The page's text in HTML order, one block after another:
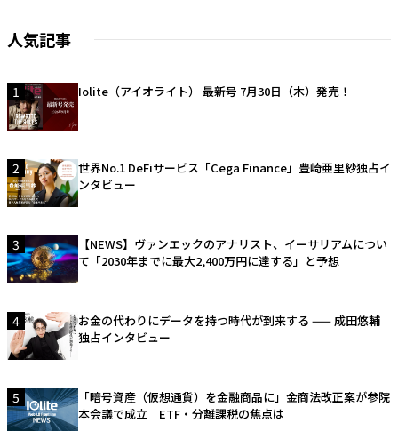
人気記事
1 Iolite（アイオライト） 最新号 7月30日（木）発売！
2
世界No.1 DeFiサービス「Cega Finance」豊崎亜里紗独占イ
ンタビュー
3
【NEWS】ヴァンエックのアナリスト、イーサリアムについ
て「2030年までに最大2,400万円に達する」と予想
4
お金の代わりにデータを持つ時代が到来する —— 成田悠輔
独占インタビュー
5
「暗号資産（仮想通貨）を金融商品に」金商法改正案が参院
本会議で成立 ETF・分離課税の焦点は